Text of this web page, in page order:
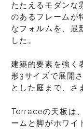
たたえるモダンな
のあるフレームが
なフォルムを、最
した。
建築的要素を強く
形3サイズで展開
とした庭まで、さ
Terraceの天板は
ームと脚がホワイ